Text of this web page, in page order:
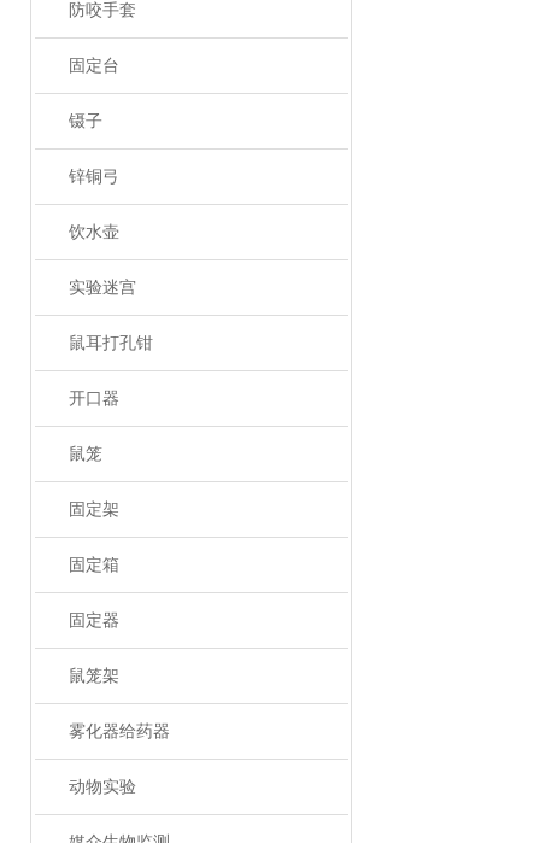
防咬手套
固定台
镊子
锌铜弓
饮水壶
实验迷宫
鼠耳打孔钳
开口器
鼠笼
固定架
固定箱
固定器
鼠笼架
雾化器给药器
动物实验